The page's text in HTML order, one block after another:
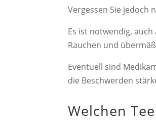
Vergessen Sie jedoch
Es ist notwendig,
Rauchen und
Eventuell sind
die Beschwerden
Welchen